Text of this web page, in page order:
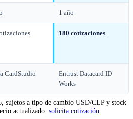
1 año
180 cotizaciones
CardStudio
Entrust Datacard ID
Works
sujetos a tipo de cambio USD/CLP y stock
actualizado: solicita cotización